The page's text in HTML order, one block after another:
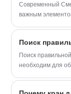
Современный
важным
Поиск
необходим для